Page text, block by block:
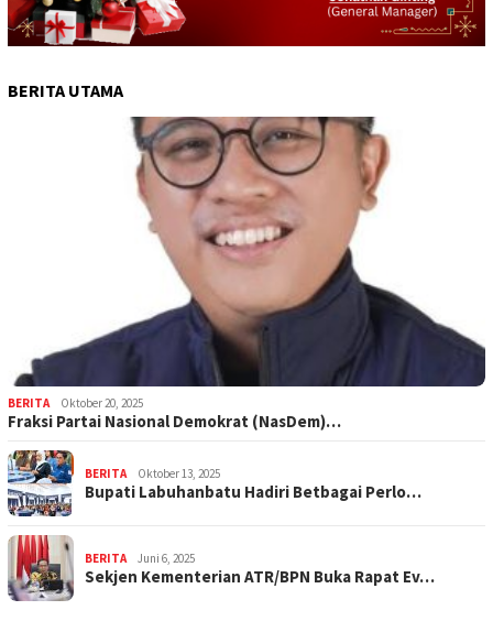
BERITA UTAMA
BERITA Oktober 20, 2025
Fraksi Partai Nasional Demokrat (NasDem)…
BERITA Oktober 13, 2025
Bupati Labuhanbatu Hadiri Betbagai Perlo…
BERITA Juni 6, 2025
Sekjen Kementerian ATR/BPN Buka Rapat Ev…